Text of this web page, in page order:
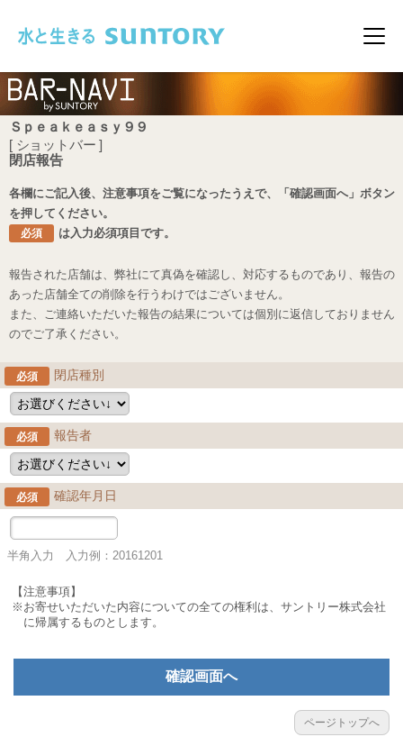
メ
Ｓｐｅａｋｅａｓｙ９９
[ ショットバー ]
閉店報告
各欄にご記入後、注意事項をご覧になったうえで、「確認画面へ」ボタン
を押してください。
必須 は入力必須項目です。
報告された店舗は、弊社にて真偽を確認し、対応するものであり、報告の
あった店舗全ての削除を行うわけではございません。
また、ご連絡いただいた報告の結果については個別に返信しておりません
のでご了承ください。
必須 閉店種別
必須 報告者
必須 確認年月日
半角入力 入力例：20161201
【注意事項】
※お寄せいただいた内容についての全ての権利は、サントリー株式会社
に帰属するものとします。
確認画面へ
ページトップへ